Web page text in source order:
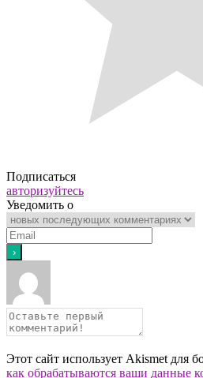
Подписаться
авторизуйтесь
Уведомить о
Этот сайт использует Akismet для
как обрабатываются ваши данные